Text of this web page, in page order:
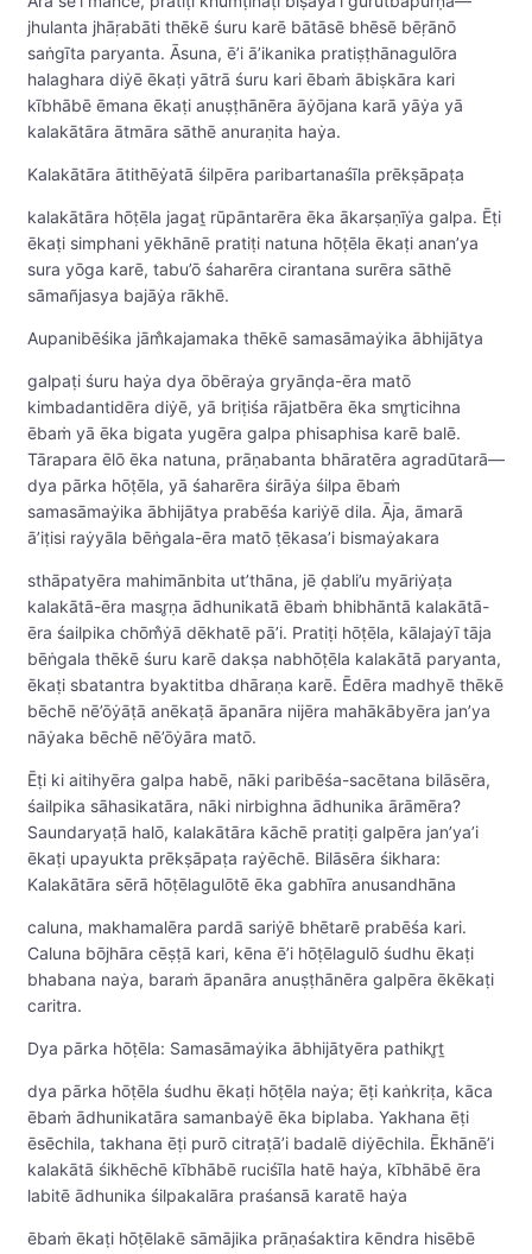
jhulanta jhāṛabāti thēkē śuru karē bātāsē bhēsē bēṛānō
saṅgīta paryanta. Āsuna, ē’i ā’ikanika pratiṣṭhānagulōra
halaghara diẏē ēkaṭi yātrā śuru kari ēbaṁ ābiṣkāra kari
kībhābē ēmana ēkaṭi anuṣṭhānēra āẏōjana karā yāẏa yā
kalakātāra ātmāra sāthē anuraṇita haẏa.
Kalakātāra ātithēẏatā śilpēra paribartanaśīla prēkṣāpaṭa
kalakātāra hōṭēla jagaṯ rūpāntarēra ēka ākarṣaṇīẏa galpa. Ēṭi
ēkaṭi simphani yēkhānē pratiṭi natuna hōṭēla ēkaṭi anan’ya
sura yōga karē, tabu’ō śaharēra cirantana surēra sāthē
sāmañjasya bajāẏa rākhē.
Aupanibēśika jām̐kajamaka thēkē samasāmaẏika ābhijātya
galpaṭi śuru haẏa dya ōbēraẏa gryānḍa-ēra matō
kimbadantidēra diẏē, yā briṭiśa rājatbēra ēka smr̥ticihna
ēbaṁ yā ēka bigata yugēra galpa phisaphisa karē balē.
Tārapara ēlō ēka natuna, prāṇabanta bhāratēra agradūtarā—
dya pārka hōṭēla, yā śaharēra śirāẏa śilpa ēbaṁ
samasāmaẏika ābhijātya prabēśa kariẏē dila. Āja, āmarā
ā’iṭisi raẏyāla bēṅgala-ēra matō ṭēkasa’i bismaẏakara
sthāpatyēra mahimānbita ut’thāna, jē ḍabli’u myāriẏaṭa
kalakātā-ēra masr̥ṇa ādhunikatā ēbaṁ bhibhāntā kalakātā-
ēra śailpika chōm̐ẏā dēkhatē pā’i. Pratiṭi hōṭēla, kālajaẏī tāja
bēṅgala thēkē śuru karē dakṣa nabhōṭēla kalakātā paryanta,
ēkaṭi sbatantra byaktitba dhāraṇa karē. Ēdēra madhyē thēkē
bēchē nē’ōẏāṭā anēkaṭā āpanāra nijēra mahākābyēra jan’ya
nāẏaka bēchē nē’ōẏāra matō.
Ēṭi ki aitihyēra galpa habē, nāki paribēśa-sacētana bilāsēra,
śailpika sāhasikatāra, nāki nirbighna ādhunika ārāmēra?
Saundaryaṭā halō, kalakātāra kāchē pratiṭi galpēra jan’ya’i
ēkaṭi upayukta prēkṣāpaṭa raẏēchē. Bilāsēra śikhara:
Kalakātāra sērā hōṭēlagulōtē ēka gabhīra anusandhāna
caluna, makhamalēra pardā sariẏē bhētarē prabēśa kari.
Caluna bōjhāra cēṣṭā kari, kēna ē’i hōṭēlagulō śudhu ēkaṭi
bhabana naẏa, baraṁ āpanāra anuṣṭhānēra galpēra ēkēkaṭi
caritra.
Dya pārka hōṭēla: Samasāmaẏika ābhijātyēra pathikr̥ṯ
dya pārka hōṭēla śudhu ēkaṭi hōṭēla naẏa; ēṭi kaṅkriṭa, kāca
ēbaṁ ādhunikatāra samanbaẏē ēka biplaba. Yakhana ēṭi
ēsēchila, takhana ēṭi purō citraṭā’i badalē diẏēchila. Ēkhānē’i
kalakātā śikhēchē kībhābē ruciśīla hatē haẏa, kībhābē ēra
labitē ādhunika śilpakalāra praśansā karatē haẏa
ēbaṁ ēkaṭi hōṭēlakē sāmājika prāṇaśaktira kēndra hisēbē